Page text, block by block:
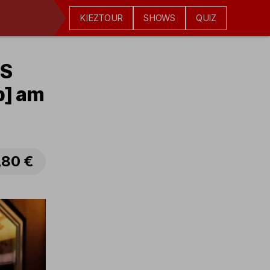
KIEZTOUR SHOWS QUIZ
am
€